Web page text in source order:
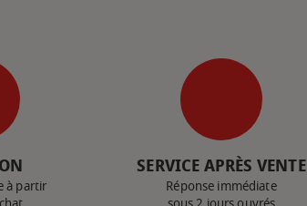
à partir
SERVICE APRÈS VENTE
Réponse immédiate